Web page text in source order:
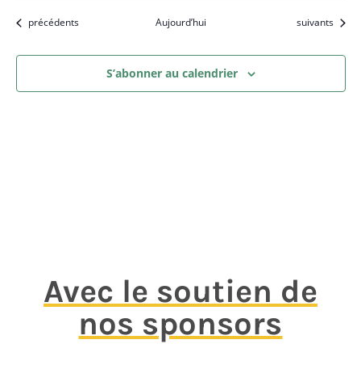
Évènements
précédents Aujourd’hui Évènements
suivants
S’abonner au calendrier
Avec le soutien de
nos sponsors